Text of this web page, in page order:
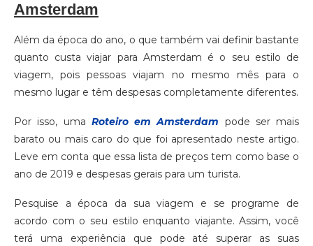
Amsterdam
Além da época do ano, o que também vai definir bastante
quanto custa viajar para Amsterdam é o seu estilo de
viagem, pois pessoas viajam no mesmo mês para o
mesmo lugar e têm despesas completamente diferentes.
Por isso, uma Roteiro em Amsterdam pode ser mais
barato ou mais caro do que foi apresentado neste artigo.
Leve em conta que essa lista de preços tem como base o
ano de 2019 e despesas gerais para um turista.
Pesquise a época da sua viagem e se programe de
acordo com o seu estilo enquanto viajante. Assim, você
terá uma experiência que pode até superar as suas